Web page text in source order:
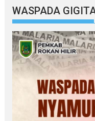
WASPADA